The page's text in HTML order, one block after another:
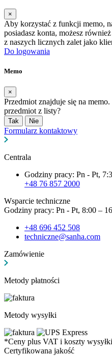
×
Aby korzystać z funkcji memo,
posiadasz konta, możesz
z naszych licznych zalet jako
Do logowania
Memo
×
Przedmiot znajduje się na
przedmiot z listy?
Tak Nie
Formularz kontaktowy
Centrala
Godziny pracy: Pn - Pt,
+48 76 857 2000
Wsparcie techniczne
Godziny pracy: Pn - Pt, 8:00 –
+48 696 452 508
techniczne@sanha.com
Zamówienie
Metody płatności
Metody wysyłki
*Ceny plus VAT i koszty wysyłki
Certyfikowana jakość